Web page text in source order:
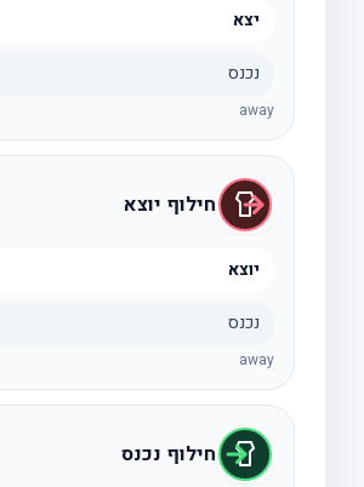
יצא
נכנס
away
חילוף יוצא
יוצא
נכנס
away
חילוף נכנס